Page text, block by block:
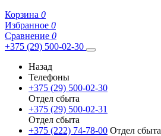
Корзина 0
Избранное 0
Сравнение 0
+375 (29) 500-02-30
Назад
Телефоны
+375 (29) 500-02-30
Отдел сбыта
+375 (29) 500-02-31
Отдел сбыта
+375 (222) 74-78-00 Отдел сбыта